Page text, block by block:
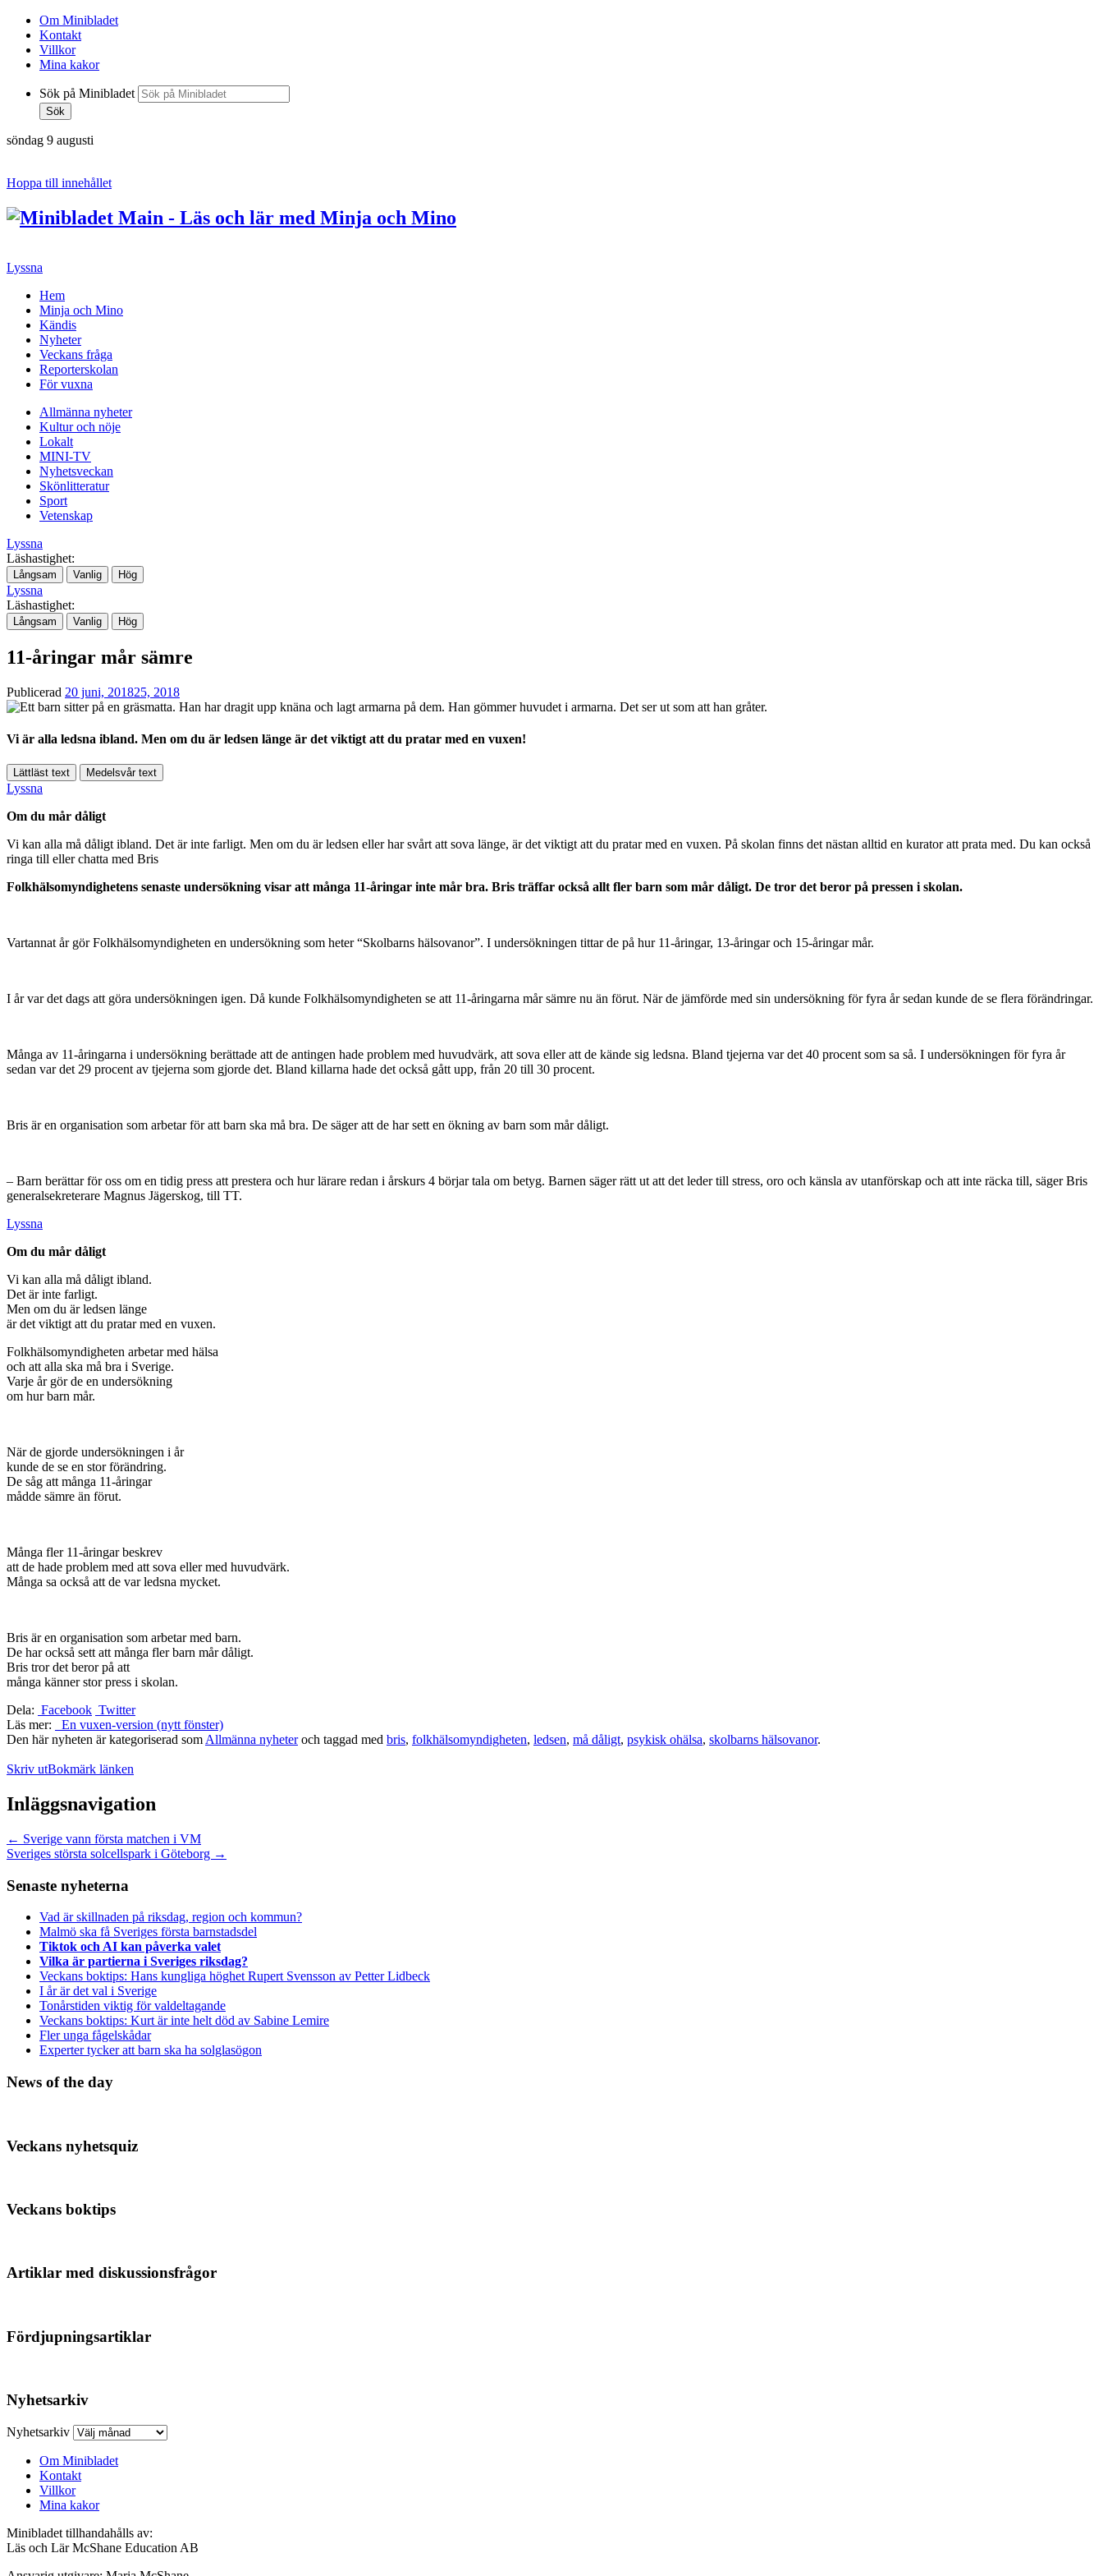
Om Minibladet
Kontakt
Villkor
Mina kakor
Sök på Minibladet
Sök
söndag 9 augusti
Hoppa till innehållet
Lyssna
Hem
Minja och Mino
Kändis
Nyheter
Veckans fråga
Reporterskolan
För vuxna
Allmänna nyheter
Kultur och nöje
Lokalt
MINI-TV
Nyhetsveckan
Skönlitteratur
Sport
Vetenskap
Lyssna
Läshastighet:
Långsam Vanlig Hög
Lyssna
Läshastighet:
Långsam Vanlig Hög
11-åringar mår sämre
Publicerad 20 juni, 201825, 2018
Vi är alla ledsna ibland. Men om du är ledsen länge är det viktigt att du pratar med en vuxen!
Lättläst text Medelsvår text
Lyssna
Om du mår dåligt
Vi kan alla må dåligt ibland. Det är inte farligt. Men om du är ledsen eller har svårt att sova länge, är det viktigt att du pratar med en vuxen. På skolan finns det nästan alltid en kurator att prata med. Du kan också
ringa till eller chatta med Bris
Folkhälsomyndighetens senaste undersökning visar att många 11-åringar inte mår bra. Bris träffar också allt fler barn som mår dåligt. De tror det beror på pressen i skolan.
Vartannat år gör Folkhälsomyndigheten en undersökning som heter “Skolbarns hälsovanor”. I undersökningen tittar de på hur 11-åringar, 13-åringar och 15-åringar mår.
I år var det dags att göra undersökningen igen. Då kunde Folkhälsomyndigheten se att 11-åringarna mår sämre nu än förut. När de jämförde med sin undersökning för fyra år sedan kunde de se flera förändringar.
Många av 11-åringarna i undersökning berättade att de antingen hade problem med huvudvärk, att sova eller att de kände sig ledsna. Bland tjejerna var det 40 procent som sa så. I undersökningen för fyra år
sedan var det 29 procent av tjejerna som gjorde det. Bland killarna hade det också gått upp, från 20 till 30 procent.
Bris är en organisation som arbetar för att barn ska må bra. De säger att de har sett en ökning av barn som mår dåligt.
– Barn berättar för oss om en tidig press att prestera och hur lärare redan i årskurs 4 börjar tala om betyg. Barnen säger rätt ut att det leder till stress, oro och känsla av utanförskap och att inte räcka till, säger Bris
generalsekreterare Magnus Jägerskog, till TT.
Lyssna
Om du mår dåligt
Vi kan alla må dåligt ibland.
Det är inte farligt.
Men om du är ledsen länge
är det viktigt att du pratar med en vuxen.
Folkhälsomyndigheten arbetar med hälsa
och att alla ska må bra i Sverige.
Varje år gör de en undersökning
om hur barn mår.
När de gjorde undersökningen i år
kunde de se en stor förändring.
De såg att många 11-åringar
mådde sämre än förut.
Många fler 11-åringar beskrev
att de hade problem med att sova eller med huvudvärk.
Många sa också att de var ledsna mycket.
Bris är en organisation som arbetar med barn.
De har också sett att många fler barn mår dåligt.
Bris tror det beror på att
många känner stor press i skolan.
Dela: Facebook Twitter
Läs mer:
En vuxen-version (nytt fönster)
Den här nyheten är kategoriserad som Allmänna nyheteroch taggad med bris, folkhälsomyndigheten, ledsen, må dåligt, psykisk ohälsa, skolbarns hälsovanor.
Skriv utBokmärk länken
Inläggsnavigation
← Sverige vann första matchen i VM
Sveriges största solcellspark i Göteborg →
Senaste nyheterna
Vad är skillnaden på riksdag, region och kommun?
Malmö ska få Sveriges första barnstadsdel
Tiktok och AI kan påverka valet
Vilka är partierna i Sveriges riksdag?
Veckans boktips: Hans kungliga höghet Rupert Svensson av Petter Lidbeck
I år är det val i Sverige
Tonårstiden viktig för valdeltagande
Veckans boktips: Kurt är inte helt död av Sabine Lemire
Fler unga fågelskådar
Experter tycker att barn ska ha solglasögon
News of the day
Veckans nyhetsquiz
Veckans boktips
Artiklar med diskussionsfrågor
Fördjupningsartiklar
Nyhetsarkiv
Nyhetsarkiv
Om Minibladet
Kontakt
Villkor
Mina kakor
Minibladet tillhandahålls av:
Läs och Lär McShane Education AB